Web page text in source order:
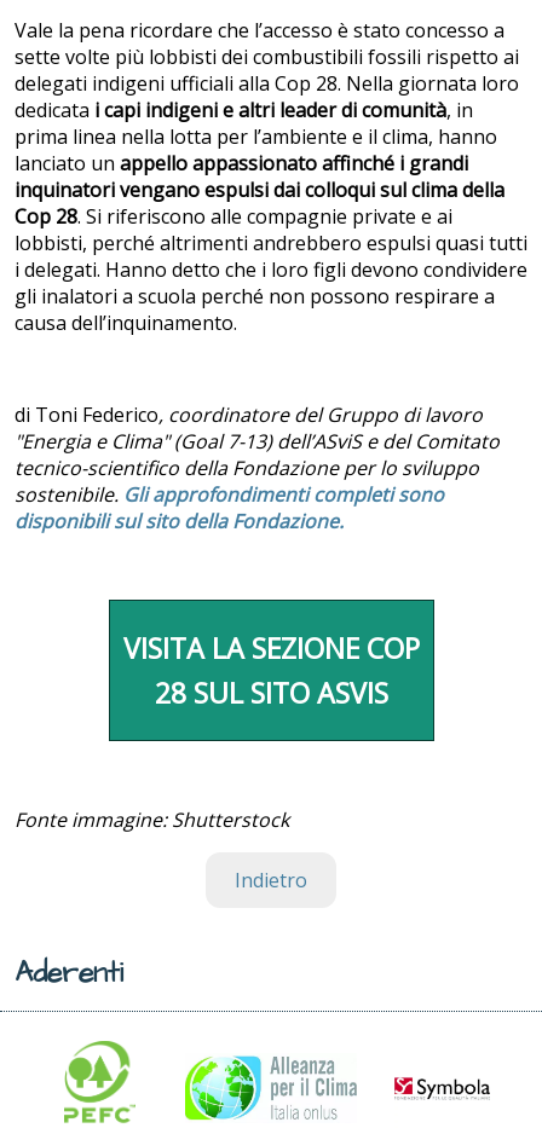
Vale la pena ricordare che l’accesso è stato concesso a
sette volte più lobbisti dei combustibili fossili rispetto ai
delegati indigeni ufficiali alla Cop 28. Nella giornata loro
dedicata i capi indigeni e altri leader di comunità, in
prima linea nella lotta per l’ambiente e il clima, hanno
lanciato un appello appassionato affinché i grandi
inquinatori vengano espulsi dai colloqui sul clima della
Cop 28. Si riferiscono alle compagnie private e ai
lobbisti, perché altrimenti andrebbero espulsi quasi tutti
i delegati. Hanno detto che i loro figli devono condividere
gli inalatori a scuola perché non possono respirare a
causa dell’inquinamento.
di Toni Federico, coordinatore del Gruppo di lavoro
"Energia e Clima" (Goal 7-13) dell’ASviS e del Comitato
tecnico-scientifico della Fondazione per lo sviluppo
sostenibile. Gli approfondimenti completi sono
disponibili sul sito della Fondazione.
VISITA LA SEZIONE COP
28 SUL SITO ASVIS
Fonte immagine: Shutterstock
Indietro
Aderenti